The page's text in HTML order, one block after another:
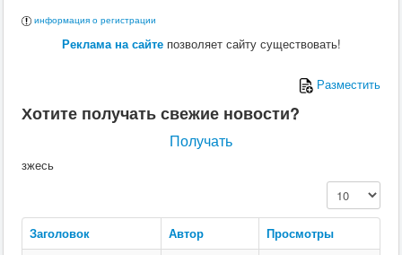
Я
информация о регистрации
Реклама на сайтепозволяет сайту существовать!
Разместить
Хотите получать свежие новости?
Получать
зжесь
Кол-во строк:
Заголовок Автор
Просмотры